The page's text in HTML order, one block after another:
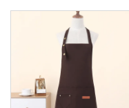
Taslon Stof Japanse
Kookschorten